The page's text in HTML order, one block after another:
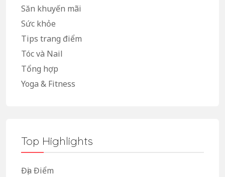
Săn khuyến mãi
Sức khỏe
Tips trang điểm
Tóc và Nail
Tổng hợp
Yoga & Fitness
Top Highlights
Địa Điểm